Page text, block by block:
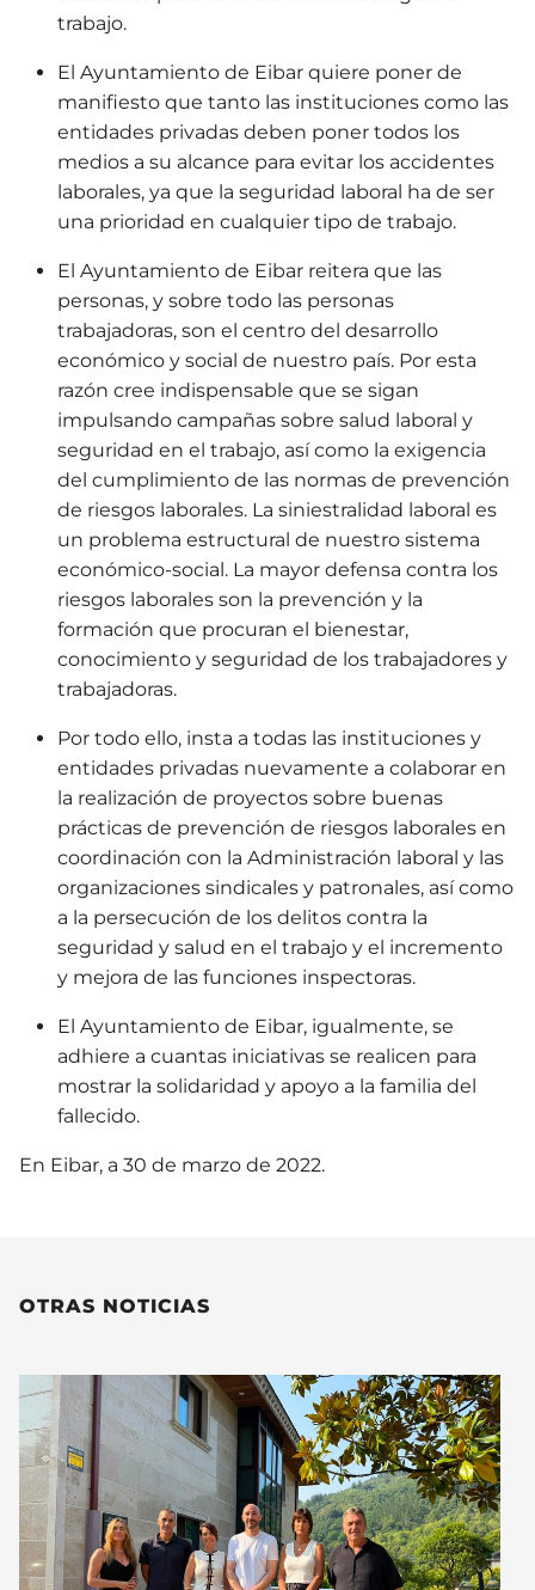
trabajo.
El Ayuntamiento de Eibar quiere poner de
manifiesto que tanto las instituciones como las
entidades privadas deben poner todos los
medios a su alcance para evitar los accidentes
laborales, ya que la seguridad laboral ha de ser
una prioridad en cualquier tipo de trabajo.
El Ayuntamiento de Eibar reitera que las
personas, y sobre todo las personas
trabajadoras, son el centro del desarrollo
económico y social de nuestro país. Por esta
razón cree indispensable que se sigan
impulsando campañas sobre salud laboral y
seguridad en el trabajo, así como la exigencia
del cumplimiento de las normas de prevención
de riesgos laborales. La siniestralidad laboral es
un problema estructural de nuestro sistema
económico-social. La mayor defensa contra los
riesgos laborales son la prevención y la
formación que procuran el bienestar,
conocimiento y seguridad de los trabajadores y
trabajadoras.
Por todo ello, insta a todas las instituciones y
entidades privadas nuevamente a colaborar en
la realización de proyectos sobre buenas
prácticas de prevención de riesgos laborales en
coordinación con la Administración laboral y las
organizaciones sindicales y patronales, así como
a la persecución de los delitos contra la
seguridad y salud en el trabajo y el incremento
y mejora de las funciones inspectoras.
El Ayuntamiento de Eibar, igualmente, se
adhiere a cuantas iniciativas se realicen para
mostrar la solidaridad y apoyo a la familia del
fallecido.
En Eibar, a 30 de marzo de 2022.
OTRAS NOTICIAS